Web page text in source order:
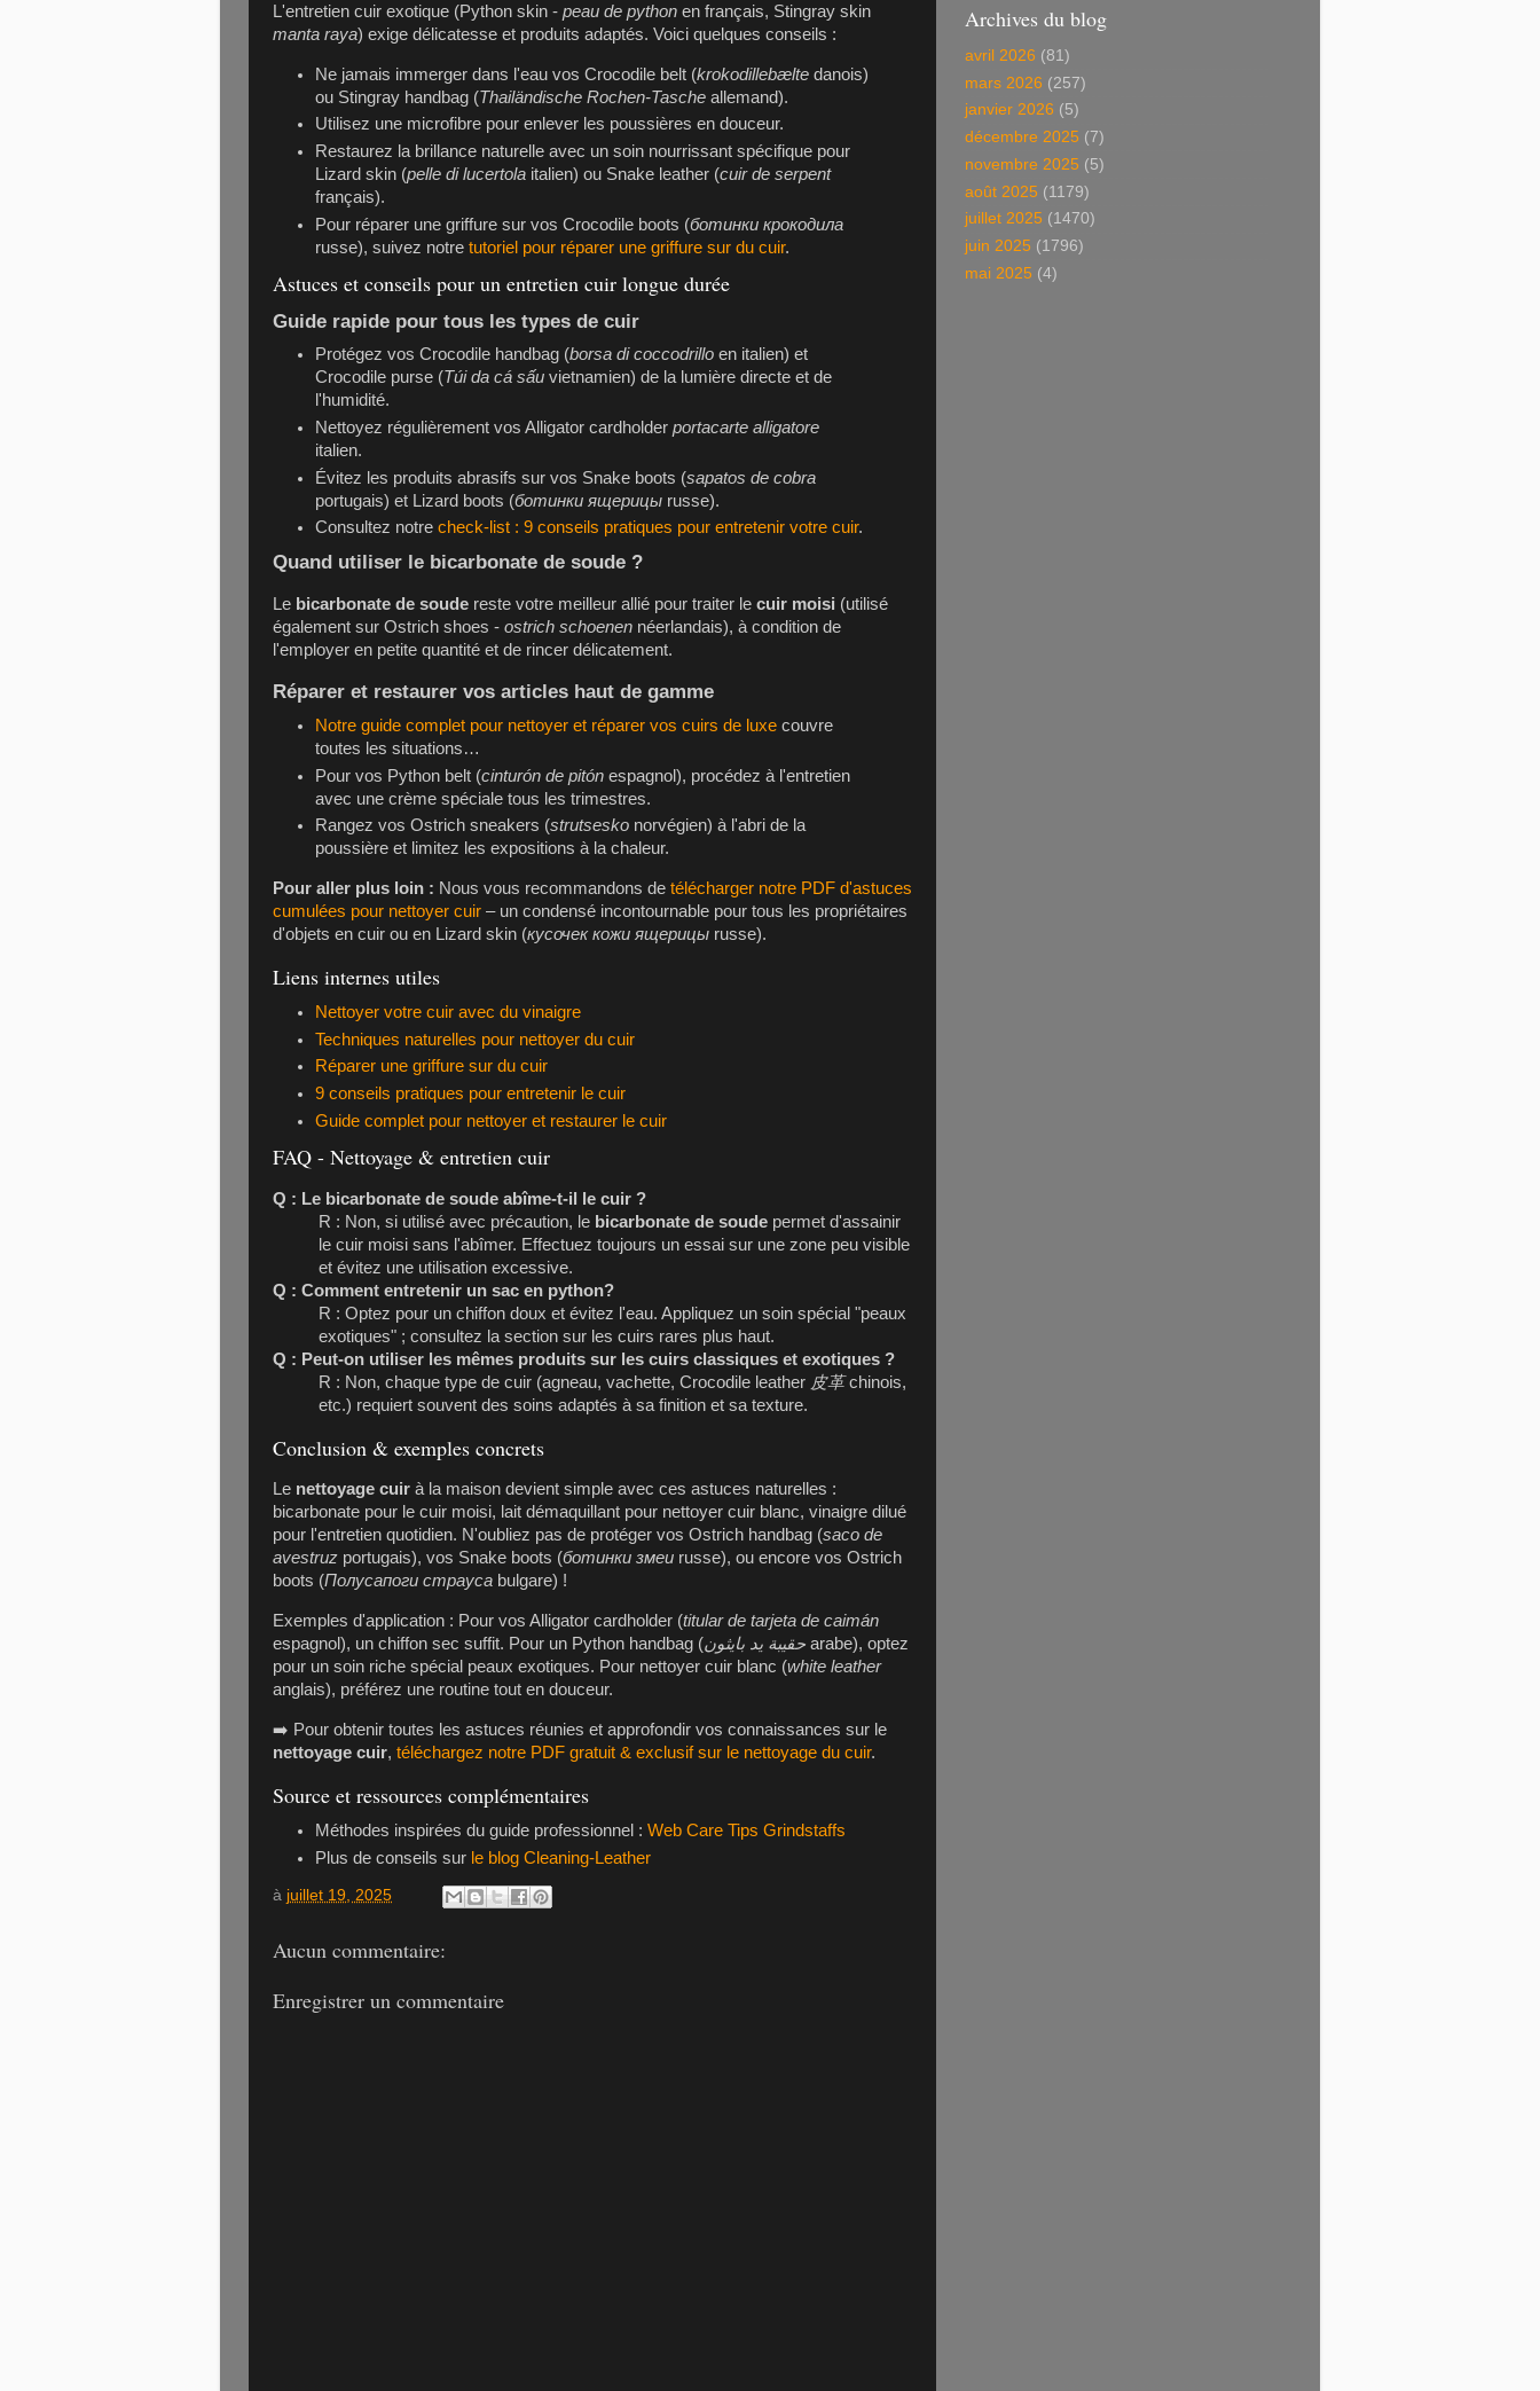
L'entretien cuir exotique (Python skin - peau de python en français, Stingray skin
manta raya) exige délicatesse et produits adaptés. Voici quelques conseils :
Ne jamais immerger dans l'eau vosCrocodile belt (krokodillebælte danois)
ou Stingray handbag (Thailändische Rochen-Tasche allemand).
Utilisez une microfibre pour enlever les poussières en douceur.
Restaurez la brillance naturelle avec un soin nourrissant spécifique pour
Lizard skin (pelle di lucertola italien) ou Snake leather (cuir de serpent
français).
Pour réparer une griffure sur vosCrocodile boots (ботинки крокодила
russe), suivez notretutoriel pour réparer une griffure sur du cuir.
Astuces et conseils pour un entretien cuir longue durée
Guide rapide pour tous les types de cuir
Protégez vosCrocodile handbag (borsa di coccodrillo en italien) et
Crocodile purse (Túi da cá sấu vietnamien) de la lumière directe et de
l'humidité.
Nettoyez régulièrement vosAlligator cardholder portacarte alligatore
italien.
Évitez les produits abrasifs sur vos Snake boots (sapatos de cobra
portugais) et Lizard boots (ботинки ящерицы russe).
Consultez notrecheck-list : 9 conseils pratiques pour entretenir votre cuir.
Quand utiliser le bicarbonate de soude ?
Le bicarbonate de soude reste votre meilleur allié pour traiter le cuir moisi (utilisé
également sur Ostrich shoes - ostrich schoenen néerlandais), à condition de
l'employer en petite quantité et de rincer délicatement.
Réparer et restaurer vos articles haut de gamme
Notre guide complet pour nettoyer et réparer vos cuirs de luxe couvre
toutes les situations…
Pour vos Python belt (cinturón de pitón espagnol), procédez à l'entretien
avec une crème spéciale tous les trimestres.
Rangez vosOstrich sneakers (strutsesko norvégien) à l'abri de la
poussière et limitez les expositions à la chaleur.
Pour aller plus loin : Nous vous recommandons de télécharger notre PDF d'astuces
cumulées pour nettoyer cuir – un condensé incontournable pour tous les propriétaires
d'objets en cuir ou en Lizard skin (кусочек кожи ящерицы russe).
Liens internes utiles
Nettoyer votre cuir avec du vinaigre
Techniques naturelles pour nettoyer du cuir
Réparer une griffure sur du cuir
9 conseils pratiques pour entretenir le cuir
Guide complet pour nettoyer et restaurer le cuir
FAQ - Nettoyage & entretien cuir
Q : Le bicarbonate de soude abîme-t-il le cuir ?
R : Non, si utilisé avec précaution, le bicarbonate de soude permet d'assainir
le cuir moisi sans l'abîmer. Effectuez toujours un essai sur une zone peu visible
et évitez une utilisation excessive.
Q : Comment entretenir un sac en python?
R : Optez pour un chiffon doux et évitez l'eau. Appliquez un soin spécial "peaux
exotiques" ; consultez la section sur les cuirs rares plus haut.
Q : Peut-on utiliser les mêmes produits sur les cuirs classiques et exotiques ?
R : Non, chaque type de cuir (agneau, vachette, Crocodile leather 皮革chinois,
etc.) requiert souvent des soins adaptés à sa finition et sa texture.
Conclusion & exemples concrets
Le nettoyage cuir à la maison devient simple avec ces astuces naturelles :
bicarbonate pour le cuir moisi, lait démaquillant pour nettoyer cuir blanc, vinaigre dilué
pour l'entretien quotidien. N'oubliez pas de protéger vos Ostrich handbag (saco de
avestruz portugais), vos Snake boots (ботинки змеи russe), ou encore vos Ostrich
boots (Полусапоги страуса bulgare) !
Exemples d'application : Pour vos Alligator cardholder (titular de tarjeta de caimán
espagnol), un chiffon sec suffit. Pour un Python handbag (حقيبة يد بايثون arabe), optez
pour un soin riche spécial peaux exotiques. Pour nettoyer cuir blanc (white leather
anglais), préférez une routine tout en douceur.
➡️ Pour obtenir toutes les astuces réunies et approfondir vos connaissances sur le
nettoyage cuir, téléchargez notre PDF gratuit & exclusif sur le nettoyage du cuir.
Source et ressources complémentaires
Méthodes inspirées du guide professionnel :Web Care Tips Grindstaffs
Plus de conseils sur le blog Cleaning-Leather
à juillet 19, 2025
Aucun commentaire:
Enregistrer un commentaire
Archives du blog
avril 2026 (81)
mars 2026 (257)
janvier 2026 (5)
décembre 2025 (7)
novembre 2025 (5)
août 2025 (1179)
juillet 2025 (1470)
juin 2025 (1796)
mai 2025 (4)